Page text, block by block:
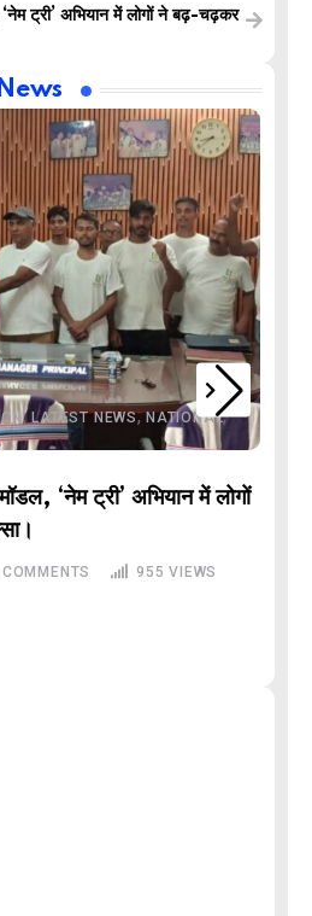
‘नेम ट्री’ अभियान में लोगों ने बढ़-चढ़कर
,LATEST NEWS,NATIONAL,
‘नेम ट्री’ अभियान में लोगों
COMMENTS 955 VIEWS